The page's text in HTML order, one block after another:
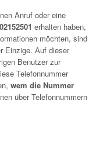
Anruf oder eine
erhalten haben,
möchten, sind
Einzige. Auf dieser
Benutzer zur
Telefonnummer
wem die Nummer
über Telefonnummern